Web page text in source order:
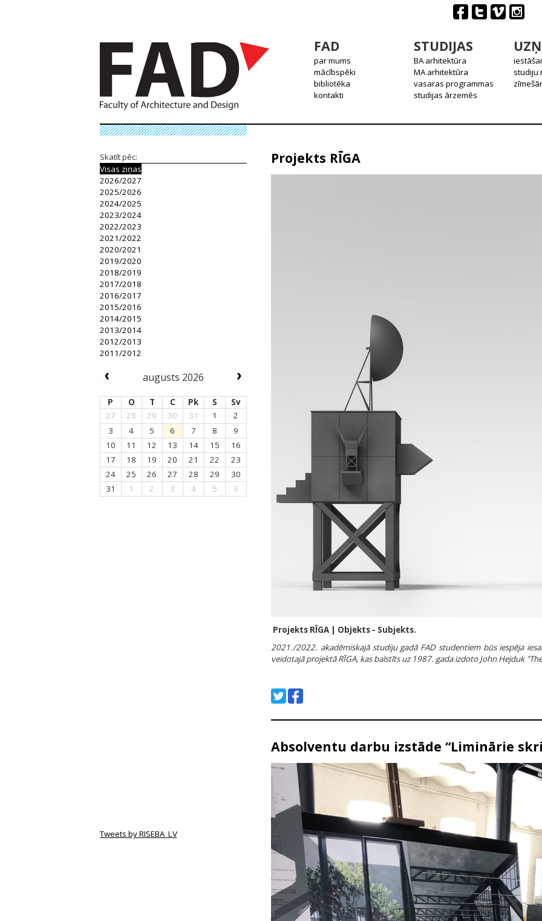
FAD
par mums
mācībspēki
bibliotēka
kontakti
STUDIJAS
BA arhitektūra
MA arhitektūra
vasaras programmas
studijas ārzemēs
studiju
Projekts RĪGA
Projekts RĪGA | Objekts - Subjekts.
2021./2022. akadēmiskajā studiju gadā FAD studentiem būs iespēja
veidotajā projektā RĪGA, kas balstīts uz 1987. gada izdoto John Hejduk
Absolventu darbu izstāde “Liminārie
Skatīt pēc:
Visas ziņas
2026/2027
2025/2026
2024/2025
2023/2024
2022/2023
2021/2022
2020/2021
2019/2020
2018/2019
2017/2018
2016/2017
2015/2016
2014/2015
2013/2014
2012/2013
2011/2012
augusts 2026
P O T C Pk S
Sv
27
28 29 30 31 1
2
3
4 5 6 7 8
9
10
11 12 13 14 15
16
17
18 19 20 21 22
23
24
25 26 27 28 29
30
31
1 2 3 4 5 6
Tweets by RISEBA_LV